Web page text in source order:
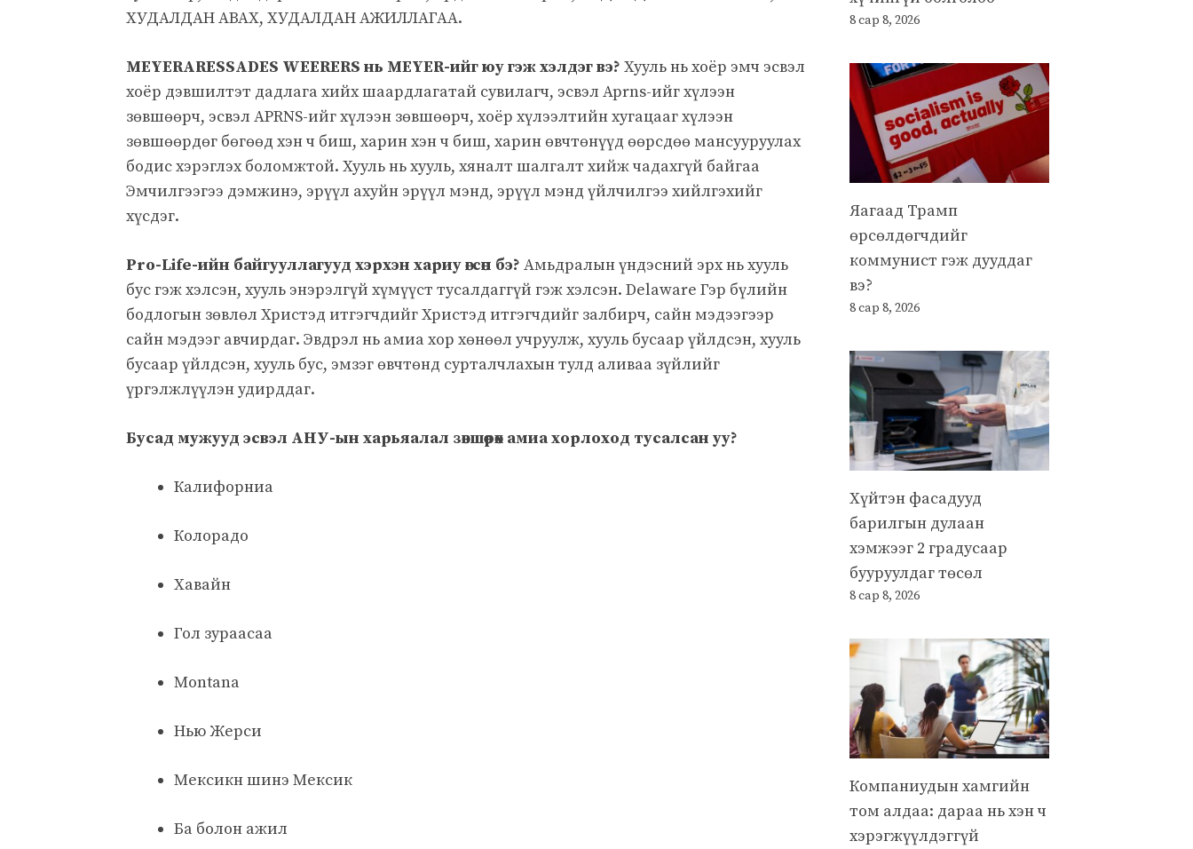
ХУДАЛДАН АВАХ, ХУДАЛДАН АЖИЛЛАГАА.
MEYERARESSADES WEERERS нь MEYER-ийг юу гэж хэлдэг вэ? Хууль нь хоёр эмч эсвэл
хоёр дэвшилтэт дадлага хийх шаардлагатай сувилагч, эсвэл Aprns-ийг хүлээн
зөвшөөрч, эсвэл APRNS-ийг хүлээн зөвшөөрч, хоёр хүлээлтийн хугацааг хүлээн
зөвшөөрдөг бөгөөд хэн ч биш, харин хэн ч биш, харин өвчтөнүүд өөрсдөө мансууруулах
бодис хэрэглэх боломжтой. Хууль нь хууль, хяналт шалгалт хийж чадахгүй байгаа
Эмчилгээгээ дэмжинэ, эрүүл ахуйн эрүүл мэнд, эрүүл мэнд үйлчилгээ хийлгэхийг
хүсдэг.
Pro-Life-ийн байгууллагууд хэрхэн хариу өгсөн бэ? Амьдралын үндэсний эрх нь хууль
бус гэж хэлсэн, хууль энэрэлгүй хүмүүст тусалдаггүй гэж хэлсэн. Delaware Гэр бүлийн
бодлогын зөвлөл Христэд итгэгчдийг Христэд итгэгчдийг залбирч, сайн мэдээгээр
сайн мэдээг авчирдаг. Эвдрэл нь амиа хор хөнөөл учруулж, хууль бусаар үйлдсэн, хууль
бусаар үйлдсэн, хууль бус, эмзэг өвчтөнд сурталчлахын тулд аливаа зүйлийг
үргэлжлүүлэн удирддаг.
Бусад мужууд эсвэл АНУ-ын харьяалал зөвшөөрөх амиа хорлоход тусалсан уу?
Калифорниа
Колорадо
Хавайн
Гол зураасаа
Montana
Нью Жерси
Мексикн шинэ Мексик
Ба болон ажил
8 сар 8, 2026
Яагаад Трамп
өрсөлдөгчдийг
коммунист гэж дууддаг
вэ?
8 сар 8, 2026
Хүйтэн фасадууд
барилгын дулаан
хэмжээг 2 градусаар
бууруулдаг төсөл
8 сар 8, 2026
Компаниудын хамгийн
том алдаа: дараа нь хэн ч
хэрэгжүүлдэггүй